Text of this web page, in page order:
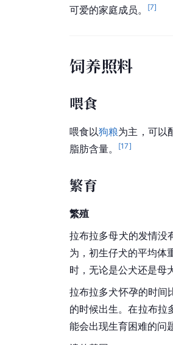
可爱的家庭成员。
[7]
饲养照料
喂食
喂食以狗粮为主，可以
脂肪含量。
[17]
繁育
繁殖
拉布拉多母犬的发情没
为，初生仔犬的平均体
时，无论是公犬还是母
拉布拉多犬怀孕的时间
的时候出生。在拉布拉
能会出现生育困难的问